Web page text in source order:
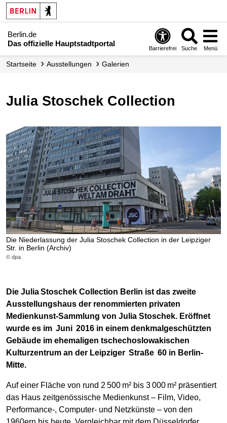
Berlin.de
Das offizielle Hauptstadtportal
Barrierefrei Suche Menü
Startseite Ausstellungen Galerien
Julia Stoschek Collection
Die Niederlassung der Julia Stoschek Collection in der Leipziger
Str. in Berlin (Archiv)
© dpa
Die Julia Stoschek Collection Berlin ist das zweite
Ausstellungshaus der renommierten privaten
Medienkunst-Sammlung von Julia Stoschek. Eröffnet
wurde es im Juni 2016 in einem denkmalgeschützten
Gebäude im ehemaligen tschechoslowakischen
Kulturzentrum an der Leipziger Straße 60 in Berlin-
Mitte.
Auf einer Fläche von rund 2 500 m² bis 3 000 m² präsentiert
das Haus zeitgenössische Medienkunst – Film, Video,
Performance-, Computer‑ und Netzkünste – von den